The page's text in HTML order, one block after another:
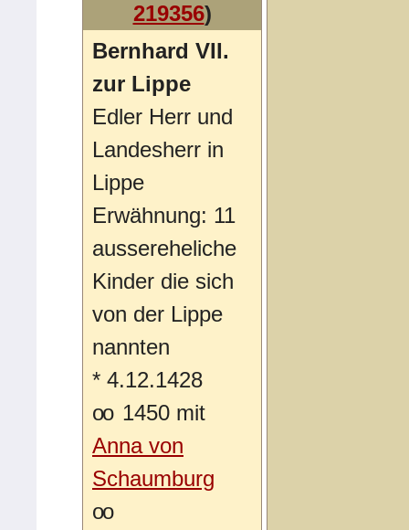
219356)
Bernhard VII.
zur Lippe
Edler Herr und
Landesherr in
Lippe
Erwähnung: 11
aussereheliche
Kinder die sich
von der Lippe
nannten
* 4.12.1428
oo 1450 mit
Anna von
Schaumburg
oo